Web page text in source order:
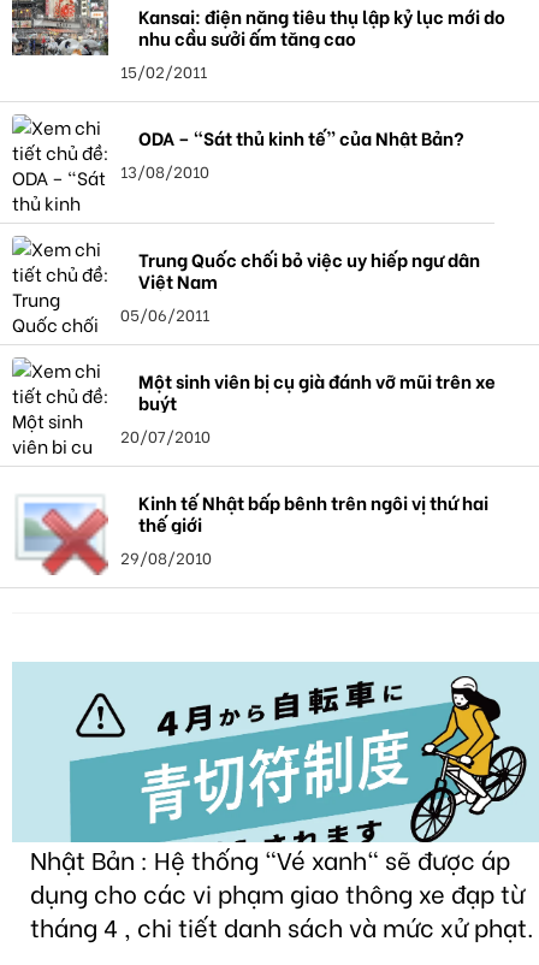
Kansai: điện năng tiêu thụ lập kỷ lục mới do
nhu cầu sưởi ấm tăng cao
15/02/2011
ODA – “Sát thủ kinh tế” của Nhật Bản?
13/08/2010
Trung Quốc chối bỏ việc uy hiếp ngư dân
Việt Nam
05/06/2011
Một sinh viên bị cụ già đánh vỡ mũi trên xe
buýt
20/07/2010
Kinh tế Nhật bấp bênh trên ngôi vị thứ hai
thế giới
29/08/2010
Nhật Bản : Hệ thống "Vé xanh" sẽ được áp
dụng cho các vi phạm giao thông xe đạp từ
tháng 4 , chi tiết danh sách và mức xử phạt.